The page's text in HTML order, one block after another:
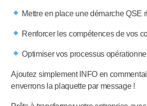
Mettre en place une démarche QSE
Renforcer les compétences de vos
Optimiser vos processus
Ajoutez simplement INFO en
enverrons la plaquette par message !